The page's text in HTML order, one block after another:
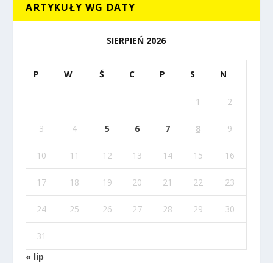
ARTYKUŁY WG DATY
SIERPIEŃ 2026
P W Ś C P S N
1 2
3 4 5 6 7 8 9
10 11 12 13 14 15 16
17 18 19 20 21 22 23
24 25 26 27 28 29 30
31
« lip